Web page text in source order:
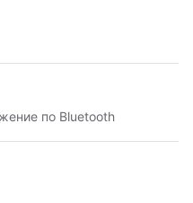
по Bluetooth